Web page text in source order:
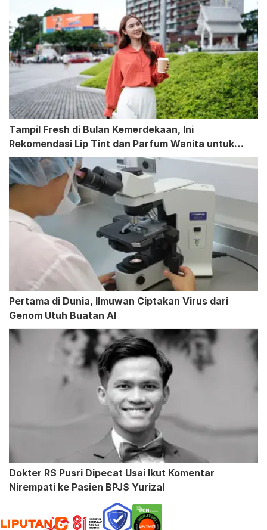
Tampil Fresh di Bulan Kemerdekaan, Ini
Rekomendasi Lip Tint dan Parfum Wanita untuk
Daily Look
Pertama di Dunia, Ilmuwan Ciptakan Virus dari
Genom Utuh Buatan AI
Dokter RS Pusri Dipecat Usai Ikut Komentar
Nirempati ke Pasien BPJS Yurizal